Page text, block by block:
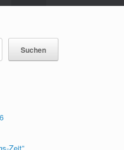
Suchen